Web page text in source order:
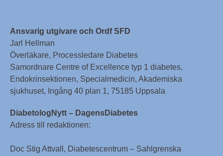
Ansvarig utgivare och Ordf SFD
Jarl Hellman
Överläkare, Processledare Diabetes
Samordnare Centre of Excellence typ 1 diabetes,
Endokrinsektionen, Specialmedicin, Akademiska
sjukhuset, Ingång 40 plan 1, 75185 Uppsala
DiabetologNytt – DagensDiabetes
Adress till redaktionen:
Doc Stig Attvall, Diabetescentrum – Sahlgrenska